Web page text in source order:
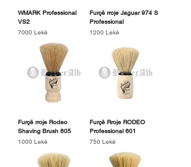
WMARK Professional
VS2
Price
7000 Lekë
Furçë rroje Jaguar 974 S
Professional
Price
1200 Lekë
Furçë rroje Rodeo
Shaving Brush 605
Price
1000 Lekë
Furçë Rroje RODEO
Professional 601
Price
750 Lekë